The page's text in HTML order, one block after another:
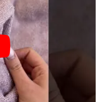
zahteva drugačen pristop.
v čudovitih modernih
ali antracit), idealna za
plaščev ali stilskih
Izjemno mehak